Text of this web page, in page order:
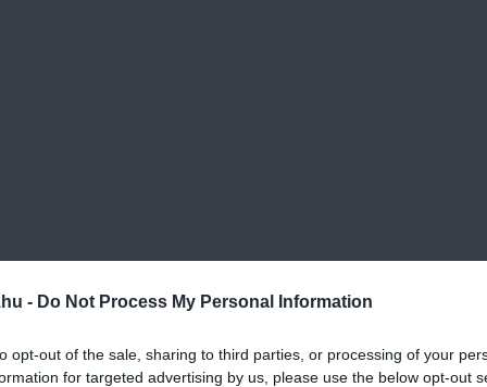
- Do Not Process My Personal Information
opt-out of the sale, sharing to third parties, or processing of your
for targeted advertising by us, please use the below opt-out
megpuhuljon. Ha több időd van, áztathatod akár egy